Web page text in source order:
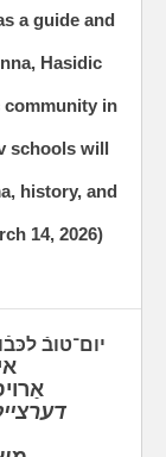
a guide and
Hasidic
community in
schools will
history, and
14, 2026)
יו‫ם־טובֿ לכּבֿוד דעם נײַעם פּרץ־ביכל פֿאַר סטודענטן